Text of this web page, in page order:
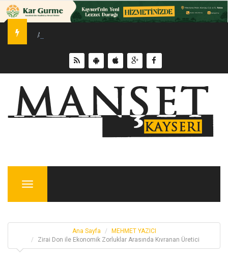
Akkışla’nın CHP’li Belediye Başkanı Mustafa Dursun,
Menu
Ana Sayfa
MEHMET YAZICI
Zirai Don ile Ekonomik Zorluklar Arasında Kıvranan Üretici